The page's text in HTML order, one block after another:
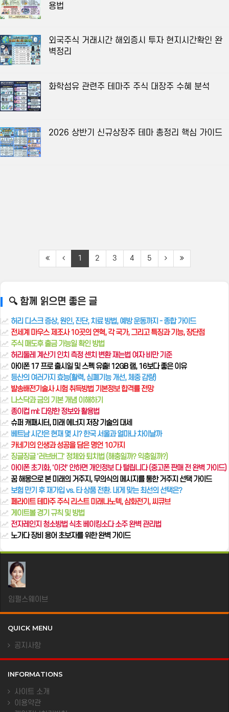
용법
외국주식 거래시간 해외증시 투자 현지시간확인 완
벽정리
화학섬유 관련주 테마주 주식 대장주 수혜 분석
2026 상반기 신규상장주 테마 총정리 핵심 가이드
1 2 3 4 5
🔍 함께 읽으면 좋은 글
허리 디스크 증상, 원인, 진단, 치료 방법, 예방 운동까지 - 종합 가이드
전세계 마우스 제조사 10곳의 연혁, 각 국가, 그리고 특징과 기능, 장단점
주식 매도후 출금 가능일 확인 방법
허리둘레 계산기 인치 측정 센치 변환 재는법 여자 비만 기준
아이폰 17 프로 출시일 및 스펙 유출! 12GB 램, 16보다 좋은 이유
등산의 여러가지 효능(활력, 심폐기능 개선, 체중 감량)
발송배전기술사 시험 취득방법 기본정보 합격률 전망
나스닥과 금의 기본 개념 이해하기
종이컵 ml: 다양한 정보와 활용법
슈퍼 캐패시터, 미래 에너지 저장 기술의 대세
베트남 시간은 현재 몇 시? 한국 서울과 얼마나 차이날까
카네기의 인생과 성공을 담은 명언 10가지
징글징글 '러브버그' 정체와 퇴치법 (해충일까? 익충일까?)
아이폰 초기화, '이것' 안하면 개인정보 다 털립니다 (중고폰 판매 전 완벽 가이드)
꿈 해몽으로 본 미래의 거주지, 무의식의 메시지를 통한 거주지 선택 가이드
보험 만기 후 재가입 vs. 타 상품 전환. 내게 맞는 최선의 선택은?
페라이트 테마주 주식 리스트 미래나노텍, 삼화전기, 씨큐브
게이트볼 경기 규칙 및 방법
전자레인지 청소방법 식초 베이킹소다 소주 완벽 관리법
노가다 장비 용어 초보자를 위한 완벽 가이드
임펄스웨이브
QUICK MENU
공지사항
INFORMATIONS
사이트 소개
이용약관